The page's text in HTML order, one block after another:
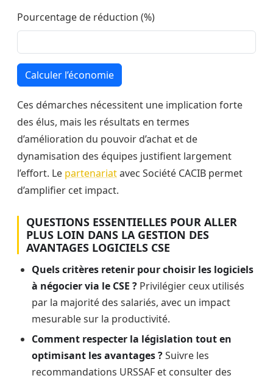
Pourcentage de réduction (%)
Calculer l’économie
Ces démarches nécessitent une implication forte
des élus, mais les résultats en termes
d’amélioration du pouvoir d’achat et de
dynamisation des équipes justifient largement
l’effort. Le partenariatavec Société CACIB permet
d’amplifier cet impact.
QUESTIONS ESSENTIELLES POUR ALLER
PLUS LOIN DANS LA GESTION DES
AVANTAGES LOGICIELS CSE
Quels critères retenir pour choisir les logiciels
à négocier via le CSE ? Privilégier ceux utilisés
par la majorité des salariés, avec un impact
mesurable sur la productivité.
Comment respecter la législation tout en
optimisant les avantages ?Suivre les
recommandations URSSAF et consulter des